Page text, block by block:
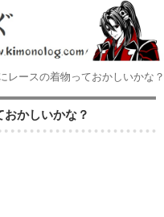
レースの着物っておかしいかな？
かしいかな？